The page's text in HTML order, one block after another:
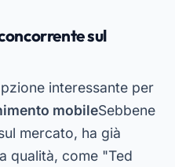
sul
interessante per
mobileSebbene
mercato, ha già
qualità, come "Ted